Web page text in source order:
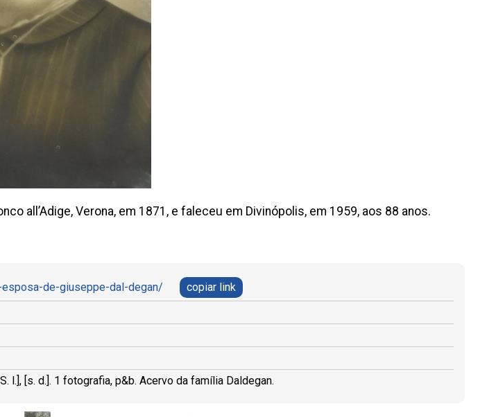
all’Adige, Verona, em 1871, e faleceu em Divinópolis, em 1959, aos 88 anos.
de-giuseppe-dal-degan/
copiar link
l.], [s. d.]. 1 fotografia, p&b. Acervo da família Daldegan.